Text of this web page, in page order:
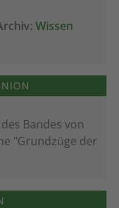
Wissen
Bandes von
"Grundzüge der